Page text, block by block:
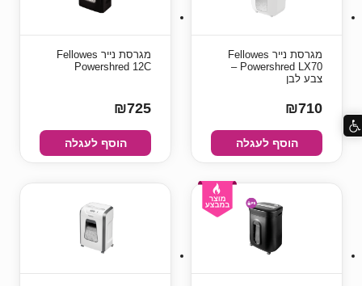
מגרסת נייר Fellowes
Powershred LX70 –
צבע לבן
₪710
הוסף לעגלה
מגרסת נייר Fellowes
Powershred 12C
₪725
הוסף לעגלה